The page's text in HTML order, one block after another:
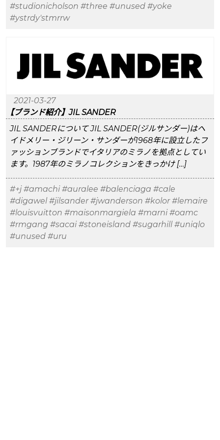
#studionicholson #three #unused #yoke
#ystrdy'stmrrw
2021-03-27
【ブランド紹介】JIL SANDER
JIL SANDERについて JIL SANDER(ジルサンダー)はヘ
イドメリー・ジリーン・サンダーが1968年に設立したフ
ァッションブランドでイタリアのミラノを拠点としてい
ます。1987年のミラノコレクションをきっかけ […]
#+j #amachi #auralee #balenciaga #cale
#digawel #jilsander #jwanderson #kolor #lemaire
#louisvuitton #maisonmargiela #marni #oamc
#rmgang #sacai #stoneisland #sugarhill #uniqlo
#unused #uru